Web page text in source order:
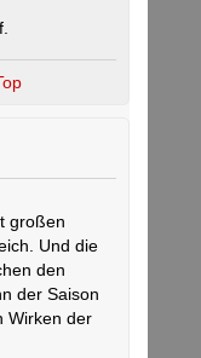
großen
Und die
den
der Saison
Wirken der